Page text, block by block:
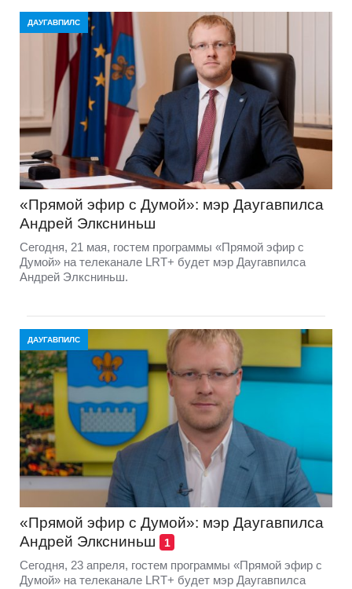
ДАУГАВПИЛС
«Прямой эфир с Думой»: мэр Даугавпилса
Андрей Элксниньш
Сегодня, 21 мая, гостем программы «Прямой эфир с
Думой» на телеканале LRT+ будет мэр Даугавпилса
Андрей Элксниньш.
ДАУГАВПИЛС
«Прямой эфир с Думой»: мэр Даугавпилса
Андрей Элксниньш
1
Сегодня, 23 апреля, гостем программы «Прямой эфир с
Думой» на телеканале LRT+ будет мэр Даугавпилса